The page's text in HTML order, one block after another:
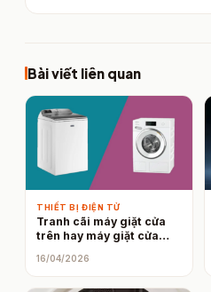
Bài viết liên quan
THIẾT BỊ ĐIỆN TỬ
Tranh cãi máy giặt cửa
trên hay máy giặt cửa
16/04/2026